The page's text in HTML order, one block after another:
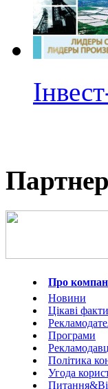
Про
Новини
Цікаві факти
Програми
Політика
Угода